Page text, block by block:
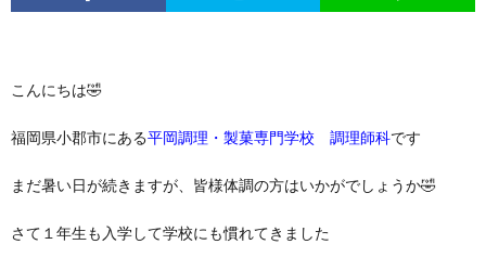
こんにちは🤣
福岡県小郡市にある平岡調理・製菓専門学校 調理師科です
まだ暑い日が続きますが、皆様体調の方はいかがでしょうか🤣
さて１年生も入学して学校にも慣れてきました